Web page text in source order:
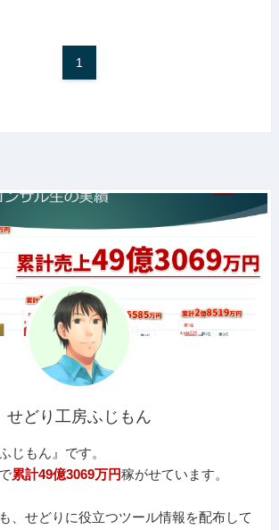
1
せどり工房ふじもん
じもん』です。
累計49億3069万円稼がせています。
、せどりに役立つツール情報を配布して